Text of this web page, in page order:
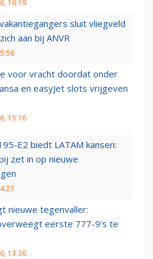
16:19
sluit vliegveld
aan bij ANVR
voor vracht doordat onder
en easyJet slots vrijgeven
15:16
E2 biedt LATAM kansen:
zet in op nieuwe
nieuwe tegenvaller:
eerste 777-9’s te
13:36